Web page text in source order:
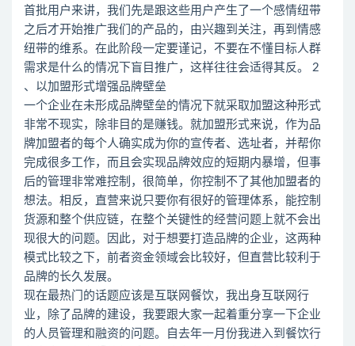
首批用户来讲，我们先是跟这些用户产生了一个感情纽带
之后才开始推广我们的产品的，由兴趣到关注，再到情感
纽带的维系。在此阶段一定要谨记，不要在不懂目标人群
需求是什么的情况下盲目推广，这样往往会适得其反。 2
、以加盟形式增强品牌壁垒
一个企业在未形成品牌壁垒的情况下就采取加盟这种形式
非常不现实，除非目的是赚钱。就加盟形式来说，作为品
牌加盟者的每个人确实成为你的宣传者、选址者，并帮你
完成很多工作，而且会实现品牌效应的短期内暴增，但事
后的管理非常难控制，很简单，你控制不了其他加盟者的
想法。相反，直营来说只要你有很好的管理体系，能控制
货源和整个供应链，在整个关键性的经营问题上就不会出
现很大的问题。因此，对于想要打造品牌的企业，这两种
模式比较之下，前者资金领域会比较好，但直营比较利于
品牌的长久发展。
现在最热门的话题应该是互联网餐饮，我出身互联网行
业，除了品牌的建设，我要跟大家一起着重分享一下企业
的人员管理和融资的问题。自去年一月份我进入到餐饮行